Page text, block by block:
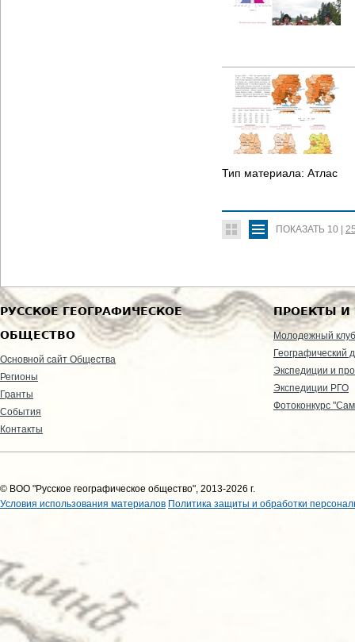
Тип материала: Атлас
ПОКАЗАТЬ 10
РУССКОЕ ГЕОГРАФИЧЕСКОЕ
ОБЩЕСТВО
Основной сайт Общества
Регионы
Гранты
События
Контакты
ПРОЕКТЫ И
Молодежный клуб
Географический
Экспедиции и
Экспедиции РГО
Фотоконкурс
© ВОО "Русское географическое общество", 2013-2026 г.
Условия использования материалов Политика защиты и обработки